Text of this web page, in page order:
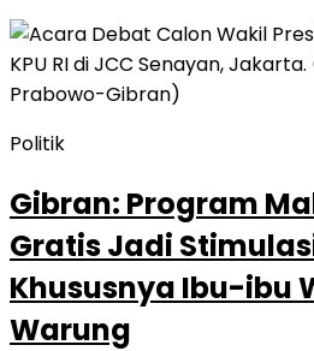
Politik
Gibran: Program
Gratis Jadi
Khususnya Ibu-ibu
Warung